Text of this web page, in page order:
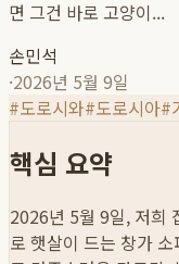
면 그건 바로 고양이...
손민석
·2026년 5월 9일
#도로시와#도로시아#
핵심 요약
2026년 5월 9일, 저희
로 햇살이 드는 창가